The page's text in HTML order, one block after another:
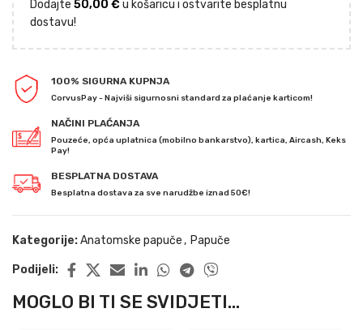
Dodajte 50,00 € u košaricu i ostvarite besplatnu
dostavu!
100% SIGURNA KUPNJA
CorvusPay - Najviši sigurnosni standard za plaćanje karticom!
NAČINI PLAĆANJA
Pouzeće, opća uplatnica (mobilno bankarstvo), kartica, Aircash, Keks
Pay!
BESPLATNA DOSTAVA
Besplatna dostava za sve narudžbe iznad 50€!
Kategorije:Anatomske papuče, Papuče
Podijeli:
MOGLO BI TI SE SVIDJETI...